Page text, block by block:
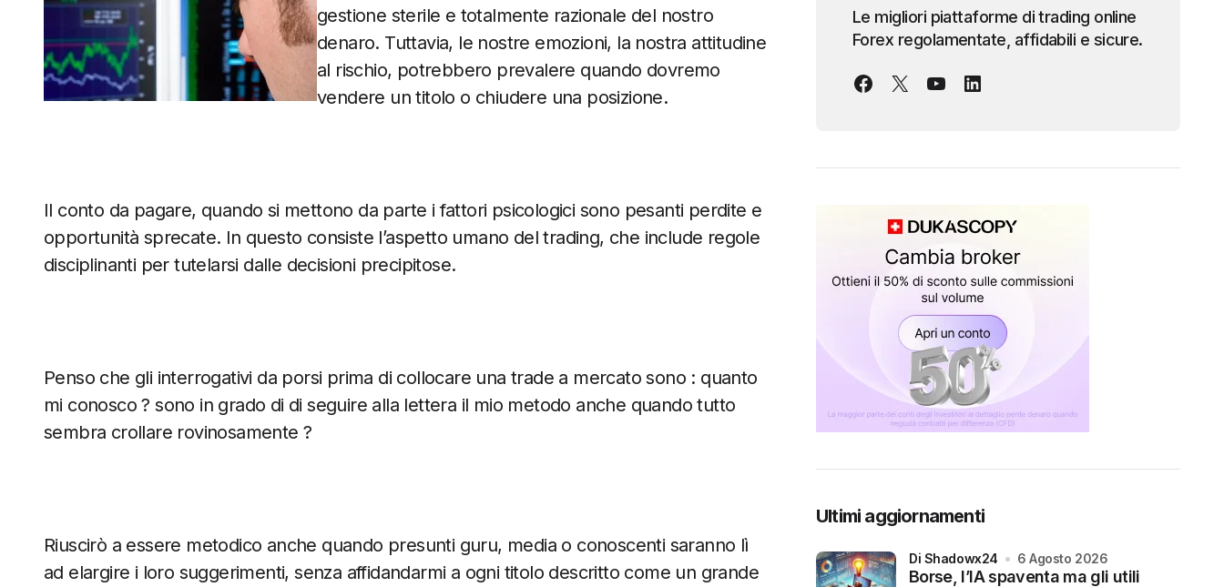
gestione sterile e totalmente razionale del nostro
denaro. Tuttavia, le nostre emozioni, la nostra attitudine
al rischio, potrebbero prevalere quando dovremo
vendere un titolo o chiudere una posizione.
Il conto da pagare, quando si mettono da parte i fattori psicologici sono pesanti perdite e
opportunità sprecate. In questo consiste l’aspetto umano del trading, che include regole
disciplinanti per tutelarsi dalle decisioni precipitose.
Penso che gli interrogativi da porsi prima di collocare una trade a mercato sono : quanto
mi conosco ? sono in grado di di seguire alla lettera il mio metodo anche quando tutto
sembra crollare rovinosamente ?
Riuscirò a essere metodico anche quando presunti guru, media o conoscenti saranno lì
ad elargire i loro suggerimenti, senza affidandarmi a ogni titolo descritto come un grande
Le migliori piattaforme di trading online
Forex regolamentate, affidabili e sicure.
Ultimi aggiornamenti
Borse, l’IA spaventa ma gli utili
di Shadowx24 6 Agosto 2026